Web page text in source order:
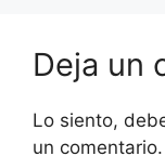
Deja un
Lo siento,
un comentario.